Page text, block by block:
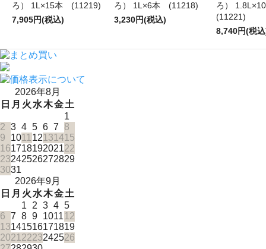
ろ） 1L×15本 (11219)
7,905円(税込)
ろ） 1L×6本 (11218)
3,230円(税込)
ろ）
(11221)
8,740円(税
2026年8月
日 月 火 水木金土
1
2 3 4 5 6 7
8
9
1011 12131415
16171819202122
23242526272829
3031
2026年9月
日 月 火 水木金土
1
2 3 4 5
6 7 8 9 101112
13141516171819
2021 2223242526